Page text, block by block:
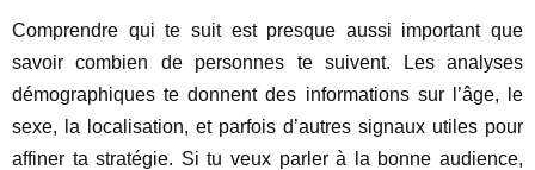
Comprendre qui te suit est presque aussi important que
savoir combien de personnes te suivent. Les analyses
démographiques te donnent des informations sur l’âge, le
sexe, la localisation, et parfois d’autres signaux utiles pour
affiner ta stratégie. Si tu veux parler à la bonne audience,